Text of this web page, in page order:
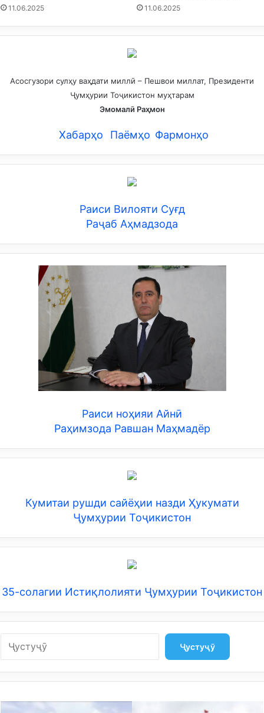
11.06.2025 11.06.2025
Асосгузори сулҳу ваҳдати миллӣ – Пешвои миллат, Президенти
Ҷумҳурии Тоҷикистон муҳтарам
Эмомалӣ Раҳмон
Хабарҳо Паёмҳо Фармонҳо
Раиси Вилояти Суғд
Раҷаб Аҳмадзода
Раиси ноҳияи Айнӣ
Раҳимзода Равшан Маҳмадёр
Кумитаи рушди сайёҳии назди Ҳукумати
Ҷумҳурии Тоҷикистон
35-солагии Истиқлолияти Ҷумҳурии Тоҷикистон
Ҷустуҷӯ